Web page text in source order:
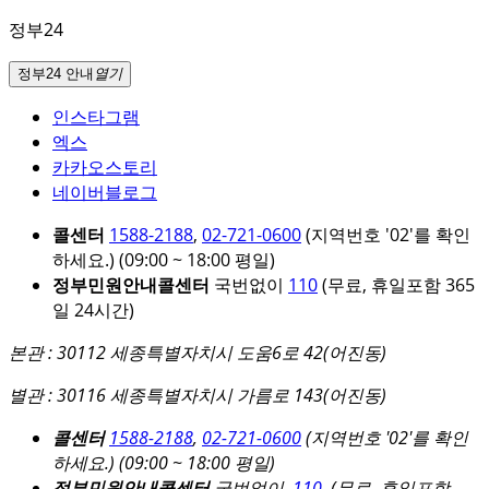
정부24
정부24 안내 열기
인스타그램
엑스
카카오스토리
네이버블로그
콜센터 1588-2188, 02-721-0600(지역번호 '02'를 확인
하세요.) (09:00 ~ 18:00 평일)
정부민원안내콜센터 국번없이 110(무료, 휴일포함 365
일 24시간)
본관 : 30112 세종특별자치시 도움6로 42(어진동)
별관 : 30116 세종특별자치시 가름로 143(어진동)
콜센터 1588-2188, 02-721-0600(지역번호 '02'를 확인
하세요.) (09:00 ~ 18:00 평일)